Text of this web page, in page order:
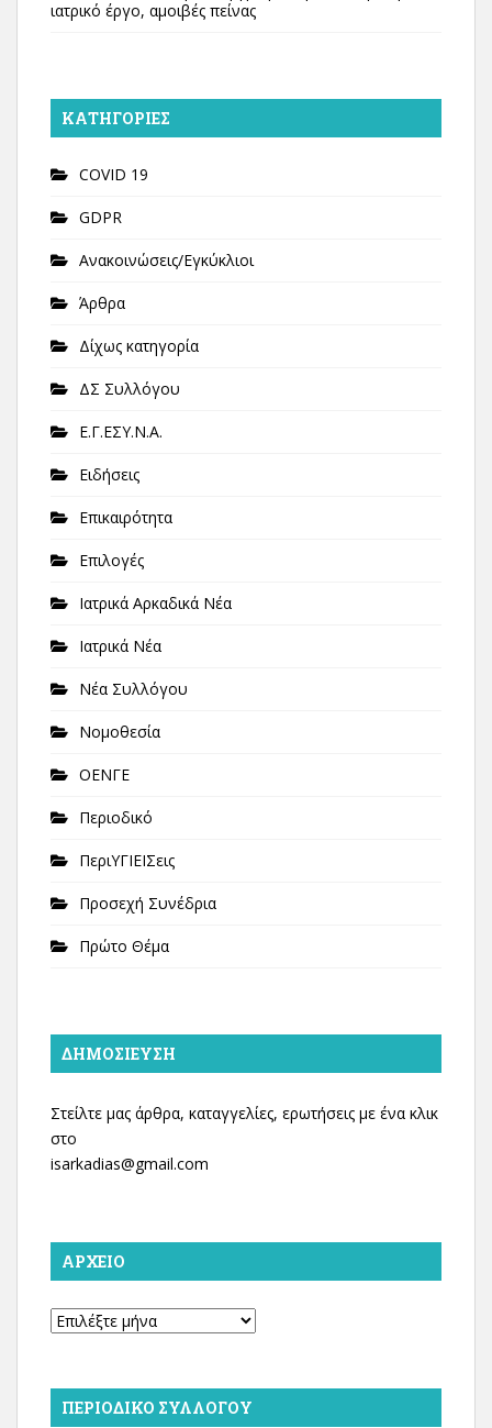
ιατρικό έργο, αμοιβές πείνας
KΑΤΗΓΟΡΊΕΣ
COVID 19
GDPR
Ανακοινώσεις/Εγκύκλιοι
Άρθρα
Δίχως κατηγορία
ΔΣ Συλλόγου
Ε.Γ.ΕΣΥ.Ν.Α.
Ειδήσεις
Επικαιρότητα
Επιλογές
Ιατρικά Αρκαδικά Νέα
Ιατρικά Νέα
Νέα Συλλόγου
Νομοθεσία
ΟΕΝΓΕ
Περιοδικό
ΠεριΥΓΙΕΙΣεις
Προσεχή Συνέδρια
Πρώτο Θέμα
ΔΗΜΟΣΊΕΥΣΗ
Στείλτε μας άρθρα, καταγγελίες, ερωτήσεις με ένα κλικ
στο
isarkadias@gmail.com
ΑΡΧΕΊΟ
Αρχείο
ΠΕΡΙΟΔΙΚΌ ΣΥΛΛΌΓΟΥ